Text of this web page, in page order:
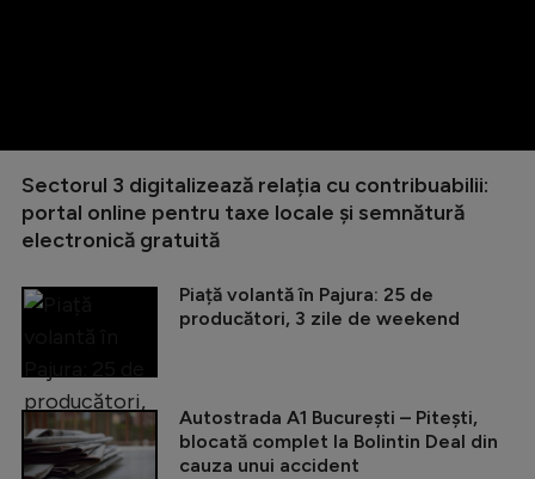
Sectorul 3 digitalizează relația cu contribuabilii:
portal online pentru taxe locale și semnătură
electronică gratuită
Piață volantă în Pajura: 25 de
producători, 3 zile de weekend
Autostrada A1 București – Pitești,
blocată complet la Bolintin Deal din
cauza unui accident